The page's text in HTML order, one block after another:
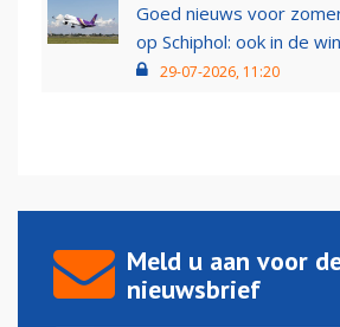
Goed nieuws voor
op Schiphol: ook in de
29-07-2026, 11:20
Meld u aan voor
nieuwsbrief